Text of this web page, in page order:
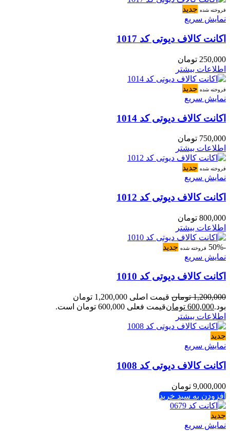
فروخته شده جدید
نمایش سریع
اکانت کالاف دیوتی کد 1017
250,000 تومان
اطلاعات بیشتر
فروخته شده جدید
نمایش سریع
اکانت کالاف دیوتی کد 1014
750,000 تومان
اطلاعات بیشتر
فروخته شده جدید
نمایش سریع
اکانت کالاف دیوتی کد 1012
800,000 تومان
اطلاعات بیشتر
-50% فروخته شده جدید
نمایش سریع
اکانت کالاف دیوتی کد 1010
1,200,000 تومان
قیمت اصلی 1,200,000 تومان
بود.600,000 تومانقیمت فعلی 600,000 تومان است.
اطلاعات بیشتر
جدید
نمایش سریع
اکانت کالاف دیوتی کد 1008
9,000,000 تومان
افزودن به سبد خرید
جدید
نمایش سریع